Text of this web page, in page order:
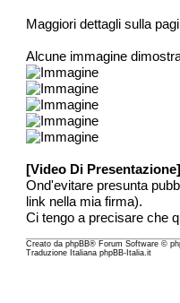
Maggiori dettagli sulla
Alcune immagine
[Video Di Presentazione]
Ond'evitare presunta
link nella mia firma).
Ci tengo a precisare che
Creato daphpBB® Forum Software ©
Traduzione ItalianaphpBB-Italia.it